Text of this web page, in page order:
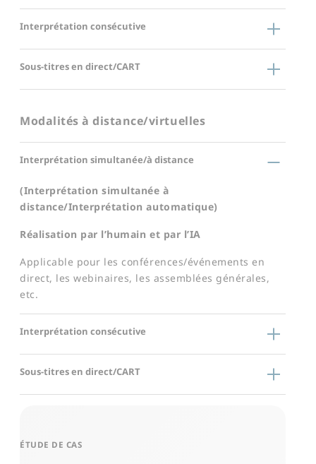
Interprétation consécutive
Sous-titres en direct/CART
Modalités à distance/virtuelles
Interprétation simultanée/à distance
(Interprétation simultanée à
distance/Interprétation automatique)
Réalisation par l’humain et par l’IA
Applicable pour les conférences/événements en
direct, les webinaires, les assemblées générales,
etc.
Interprétation consécutive
Sous-titres en direct/CART
ÉTUDE DE CAS